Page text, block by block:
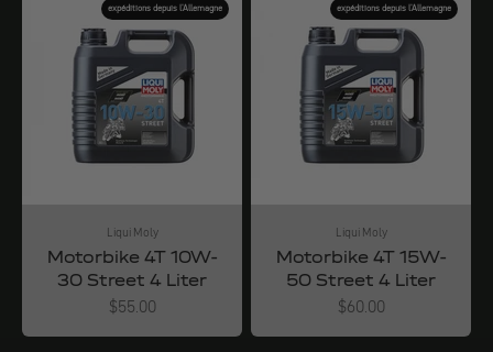
expéditions depuis l'Allemagne
Liqui Moly
Motorbike 4T 10W-
30 Street 4 Liter
Angebot
$55.00
expéditions depuis l'Allemagne
Liqui Moly
Motorbike 4T 15W-
50 Street 4 Liter
Angebot
$60.00